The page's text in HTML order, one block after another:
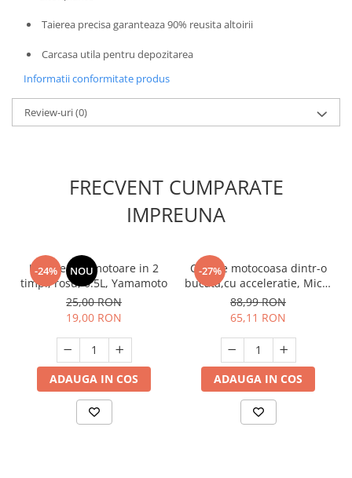
Radiatoare
Semanatoare,Plantatoare
Sere
Sobe pe gaz & electrice
Suflante & Aspiratoare
Unelte Gradinarit
Ventilatoare & Sisteme Racire
Ventilatoare
Zootehnie
Foarfeci tuns oi
Incubatoare oua
Taierea precisa garanteaza 90% reusita altoirii
Carcasa utila pentru depozitarea
Informatii conformitate produs
Review-uri(0)
FRECVENT CUMPARATE
IMPREUNA
-24% NOU
Ulei pentru motoare in 2
timpi, rosu, 0.5L, Yamamoto
25,00 RON
19,00 RON
ADAUGA IN COS
-27%
Coarne motocoasa dintr-o
bucata,cu acceleratie, Micul
Fermier GF-0557
88,99 RON
65,11 RON
ADAUGA IN COS